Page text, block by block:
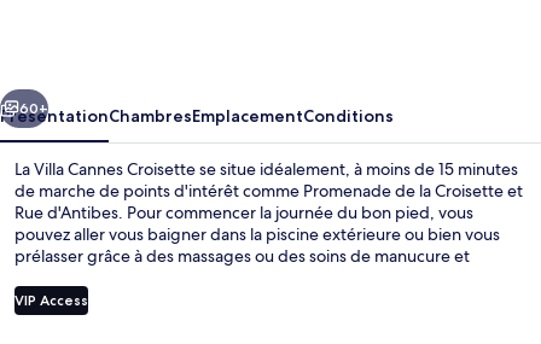
Suivant
60+
PrésentationChambresEmplacementConditions
La Villa Cannes Croisette se situe idéalement, à moins de 15 minutes
de marche de points d'intérêt comme Promenade de la Croisette et
Rue d'Antibes. Pour commencer la journée du bon pied, vous
pouvez aller vous baigner dans la piscine extérieure ou bien vous
prélasser grâce à des massages ou des soins de manucure et
trouve un bar / salon, une piscine pour enfants et un snack-bar/une
épicerie fine, l'idéal pour des vacances sans soucis.
VIP Access